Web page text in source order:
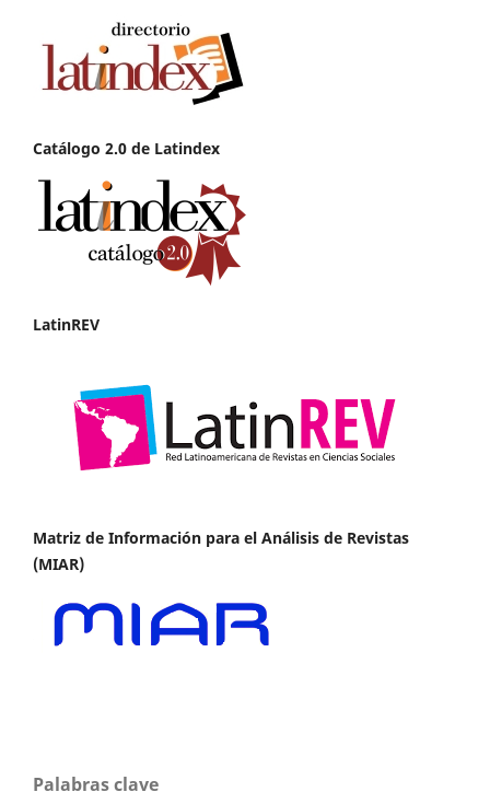
Catálogo 2.0 de Latindex
LatinREV
Matriz de Información para el Análisis de Revistas
(MIAR)
Palabras clave